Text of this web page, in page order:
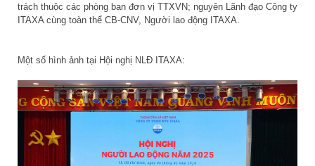
trách thuộc các phòng ban đơn vị TTXVN; nguyên Lãnh đạo Công ty
ITAXA cùng toàn thể CB-CNV, Người lao động ITAXA.
Một số hình ảnh tại Hội nghị NLĐ ITAXA: